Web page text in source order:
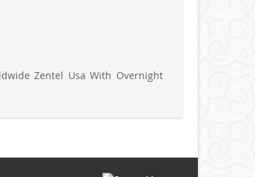
Zentel Usa With Overnight